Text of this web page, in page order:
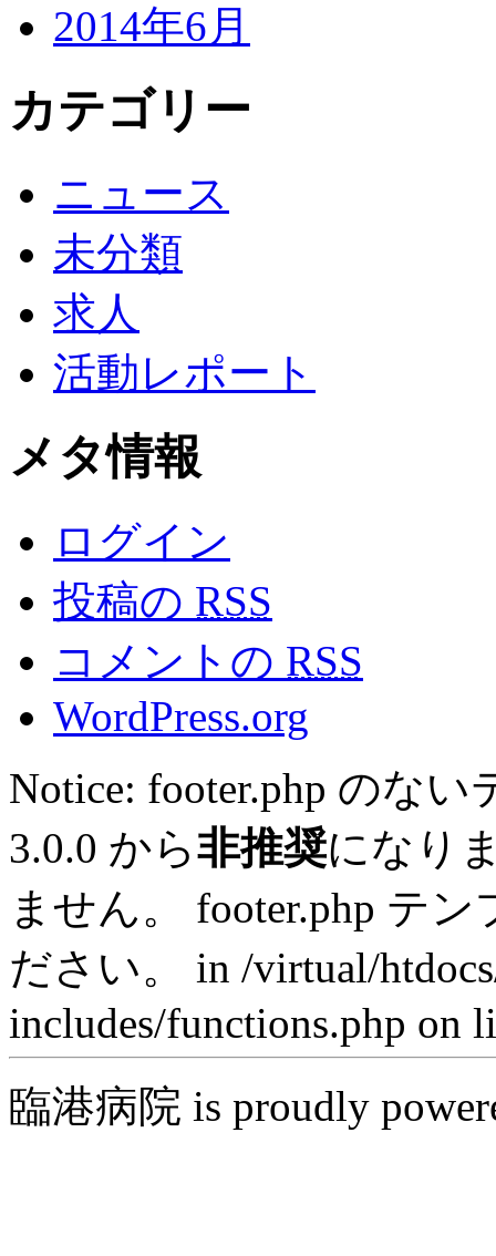
2014年6月
カテゴリー
ニュース
未分類
求人
活動レポート
メタ情報
ログイン
投稿の RSS
コメントの RSS
WordPress.org
Notice: footer.php のな
3.0.0 から非推奨になり
ません。 footer.php テ
ださい。 in /virtual/
includes/functions.php on
臨港病院 is proudly